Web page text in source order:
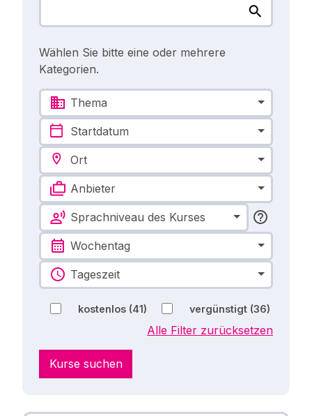
Wählen Sie bitte eine oder mehrere
Kategorien.
Thema
Startdatum
Ort
Anbieter
Sprachniveau des Kurses
Wochentag
Tageszeit
kostenlos (41) vergünstigt (36)
Alle Filter zurücksetzen
Kurse suchen